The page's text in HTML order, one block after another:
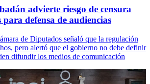
advierte riesgo de censura
defensa de audiencias
de Diputados señaló que la regulación
pero alertó que el gobierno no debe definir
difundir los medios de comunicación